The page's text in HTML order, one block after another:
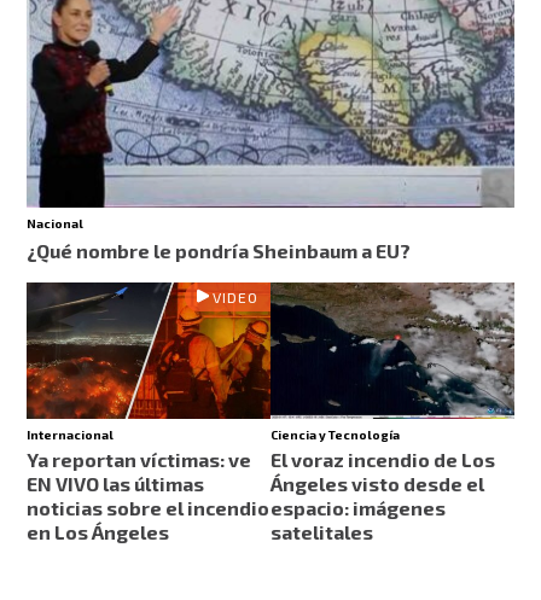
Nacional
¿Qué nombre le pondría Sheinbaum a EU?
VIDEO
Internacional
Ya reportan víctimas: ve
EN VIVO las últimas
noticias sobre el incendio
en Los Ángeles
Ciencia y Tecnología
El voraz incendio de Los
Ángeles visto desde el
espacio: imágenes
satelitales